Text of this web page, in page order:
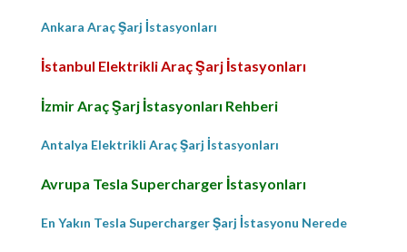
Ankara Araç Şarj İstasyonları
İstanbul Elektrikli Araç Şarj İstasyonları
İzmir Araç Şarj İstasyonları Rehberi
Antalya Elektrikli Araç Şarj İstasyonları
Avrupa Tesla Supercharger İstasyonları
En Yakın Tesla Supercharger Şarj İstasyonu Nerede